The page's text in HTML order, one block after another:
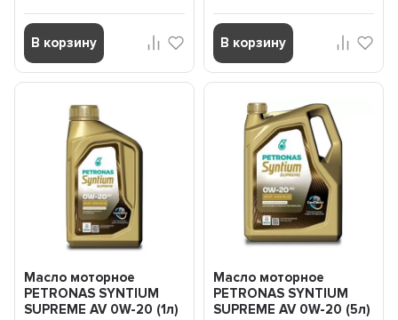
В корзину В корзину
Масло моторное
PETRONAS SYNTIUM
SUPREME AV 0W-20 (1л)
Масло моторное
PETRONAS SYNTIUM
SUPREME AV 0W-20 (5л)